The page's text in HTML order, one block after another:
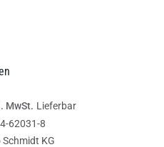
MwSt. Lieferbar
62031-8
KG